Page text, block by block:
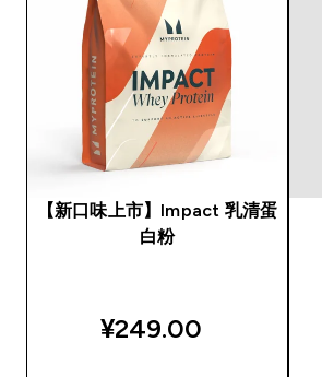
【新口味上市】Impact 乳清蛋
白粉
¥249.00‎